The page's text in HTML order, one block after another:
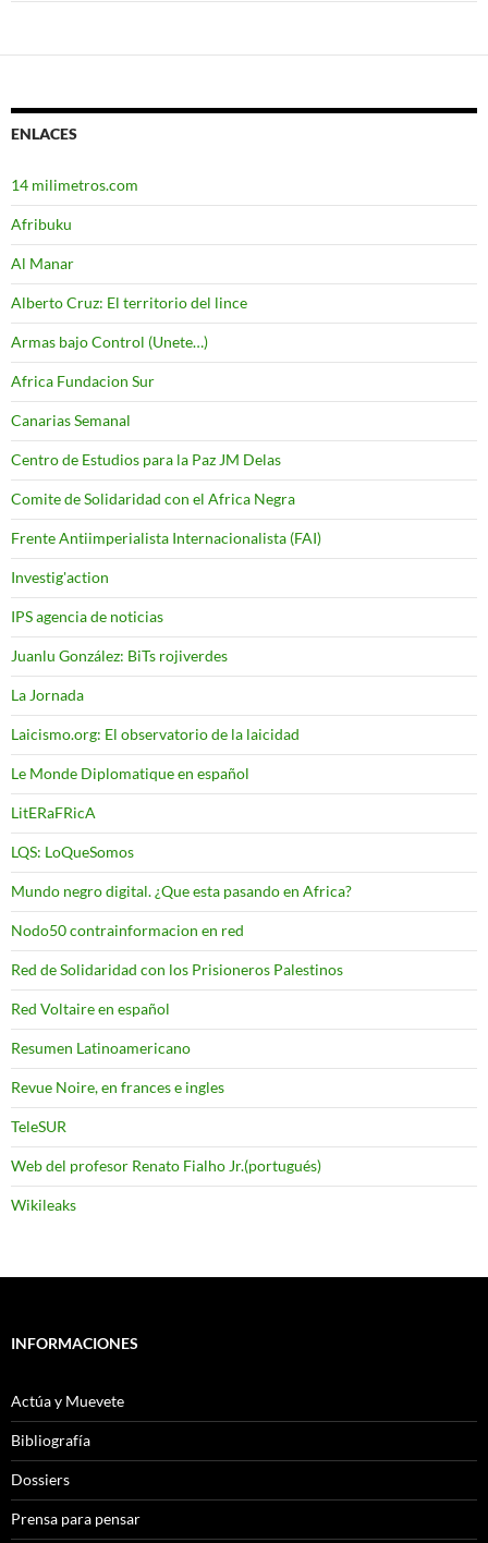
ENLACES
14 milimetros.com
Afribuku
Al Manar
Alberto Cruz: El territorio del lince
Armas bajo Control (Unete…)
Africa Fundacion Sur
Canarias Semanal
Centro de Estudios para la Paz JM Delas
Comite de Solidaridad con el Africa Negra
Frente Antiimperialista Internacionalista (FAI)
Investig'action
IPS agencia de noticias
Juanlu González: BiTs rojiverdes
La Jornada
Laicismo.org: El observatorio de la laicidad
Le Monde Diplomatique en español
LitERaFRicA
LQS: LoQueSomos
Mundo negro digital. ¿Que esta pasando en Africa?
Nodo50 contrainformacion en red
Red de Solidaridad con los Prisioneros Palestinos
Red Voltaire en español
Resumen Latinoamericano
Revue Noire, en frances e ingles
TeleSUR
Web del profesor Renato Fialho Jr.(portugués)
Wikileaks
INFORMACIONES
Actúa y Muevete
Bibliografía
Dossiers
Prensa para pensar